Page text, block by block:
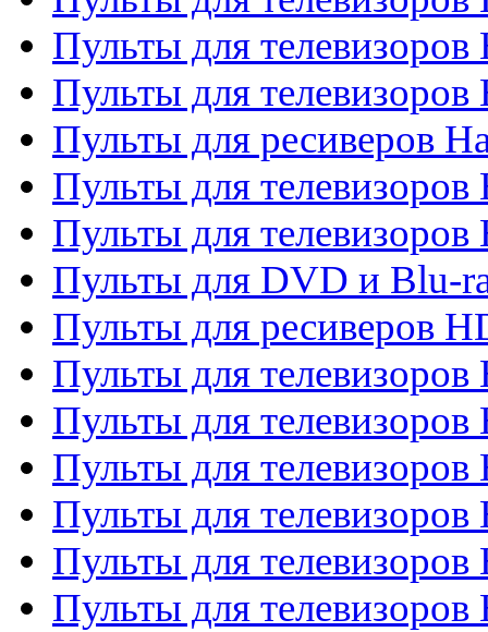
Пульты для телевизоров
Пульты для
Пульты для ресиверов
Пульты для телевизоров
Пульты для телевизоров
Пульты для DVD и Blu-
Пульты для ресиверов
Пульты для
Пульты для телевизоров
Пульты для телевизоров
Пульты для телевизоров
Пульты для телевизоров
Пульты для телевизоров